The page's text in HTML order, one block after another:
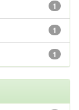
1
1
1